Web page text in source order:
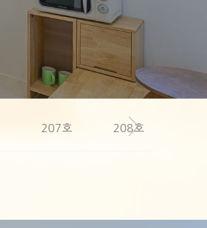
207호 208호